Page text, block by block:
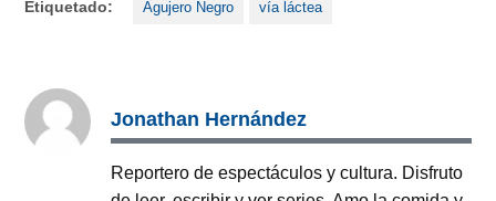
Etiquetado: Agujero Negro vía láctea
Jonathan Hernández
Reportero de espectáculos y cultura. Disfruto